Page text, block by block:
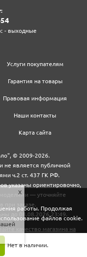
Нет в наличии.
- выходные
Услуги покупателям
Гарантия на товары
Правовая информация
Наши контакты
Карта сайта
© 2009-2026.
не является публичной
ч.2 ст. 437 ГК РФ.
указаны ориентировочно,
— уточняйте
заказе.
до 08.08.2026 23:49.
работы. Продолжая
файлов cookie.